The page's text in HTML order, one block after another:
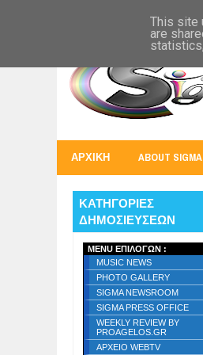
EUROPE
ΑΡΧΙΚΗ ABOUT
ΚΑΤΗΓΟΡΙΕΣ
ΔΗΜΟΣΙΕΥΣΕΩΝ
MENU ΕΠΙΛΟΓΩΝ :
MUSIC NEWS
PHOTO GALLERY
SIGMA NEWSROOM
SIGMA PRESS OFFICE
WEEKLY REVIEW BY
PROAGELOS.GR
ΑΡΧΕΙΟ WEBTV
This site
are